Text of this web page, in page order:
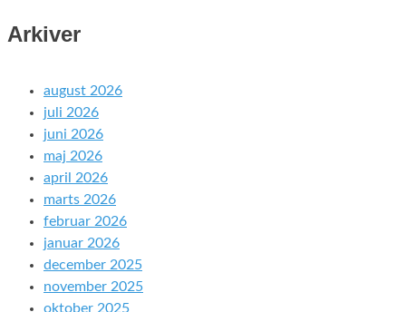
Arkiver
august 2026
juli 2026
juni 2026
maj 2026
april 2026
marts 2026
februar 2026
januar 2026
december 2025
november 2025
oktober 2025